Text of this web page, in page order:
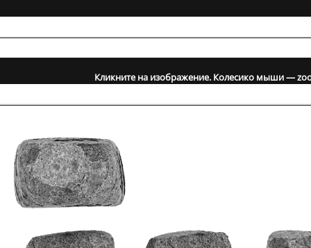
Кликните на изображение. Колесико мыши —